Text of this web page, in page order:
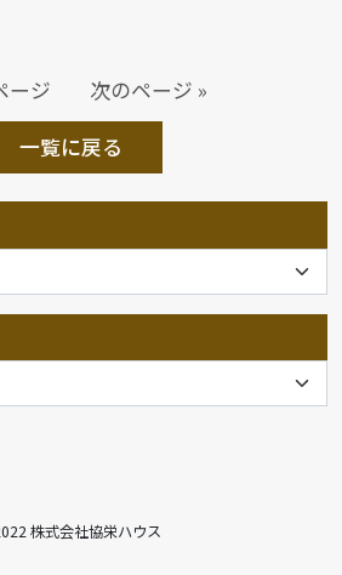
ージ
一覧に戻る
次のページ »
株式会社協栄ハウス